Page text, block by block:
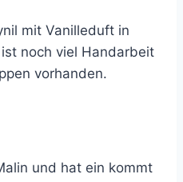
mit Vanilleduft in
noch viel Handarbeit
vorhanden.
und hat ein kommt